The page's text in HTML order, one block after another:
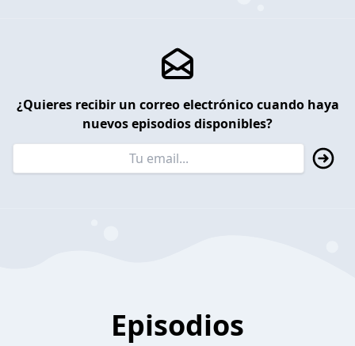
¿Quieres recibir un correo electrónico cuando haya
nuevos episodios disponibles?
Episodios